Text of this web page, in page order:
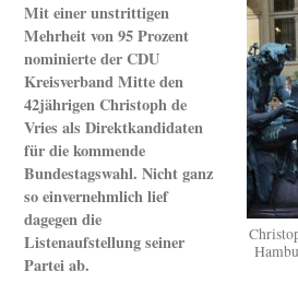
Mit einer unstrittigen
Mehrheit von 95 Prozent
nominierte der CDU
Kreisverband Mitte den
42jährigen Christoph de
Vries als Direktkandidaten
für die kommende
Bundestagswahl. Nicht ganz
so einvernehmlich lief
dagegen die
Listenaufstellung seiner
Partei ab.